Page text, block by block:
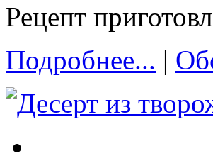
Рецепт
Подробнее... |